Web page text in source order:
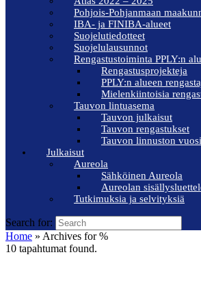
Pohjois-Pohjanmaan
IBA- ja FINIBA-alueet
Suojelutiedotteet
Suojelulausunnot
Rengastustoiminta PPLY:n
Rengastusprojekteja
PPLY:n alueen
Mielenkiintoisia
Tauvon lintuasema
Tauvon julkaisut
Tauvon rengastukset
Tauvon linnuston vuosi
Julkaisut
Aureola
Sähköinen Aureola
Aureolan
Tutkimuksia ja selvityksiä
Search for:
Home » Archives for %
10 tapahtumat found.